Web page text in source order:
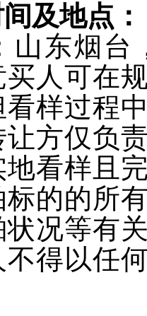
及地点：
山东烟台
买人可在
样过程
方仅负
看样且
的的所
况等有
得以任